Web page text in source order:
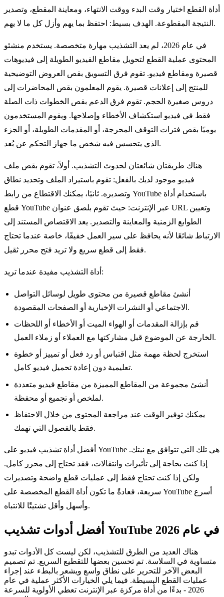
أداة القطع اختيار وقت البدء ووقت الانتهاء، ومعاينة المقطع، وتصدير
النتيجة المقطوعة. الهدف بسيط: احتفظ بما يهم وأزل كل ما لا يهم.
في عام 2026، لم يعد التشذيب مهارة متخصصة. يستخدم منشئو
المحتوى عملية القطع لتحويل مقاطع الفيديو الطويلة إلى فيديوهات
قصيرة ومقاطع فيديو. تقوم فرق التسويق بقص العروض التوضيحية
للمنتج إلى إعلانات قصيرة. يقوم المعلمون بقص المحاضرات إلى
دروس صغيرة الحجم. تقوم فرق الدعم بقص الخطوات ذات الصلة
فقط في فيديو استكشاف الأخطاء وإصلاحها. ويقوم المستخدمون
يوميًا بقص فترات التوقف المحرجة، أو المقدمات الطويلة، أو الجزء
الذي يتحسس فيه شخص ما جهاز التحكم عن بُعد.
هناك طريقتان شائعتان لحدوث التشذيب. أولاً، تقوم بقص ملف
فيديو موجود لديك بالفعل: تقوم باستيراد الملف وتحديد نطاق
وتصديره. ثانيًا، يمكنك الاقتطاع من رابط YouTube باستخدام أداة
قطع YouTube عبر الإنترنت: حيث تقوم بلصق عنوان URL وتعيين
الطوابع الزمنية والمعاينة والتصدير. يعد الاقتصاص المستند إلى
الارتباط شائعًا لأنه يحافظ على سير العمل خفيفًا، خاصة عندما تحتاج
فقط إلى قطع سريع ولا تريد فتح محرر ثقيل.
أداة التشذيب مفيدة عندما تريد:
أنشئ مقاطع قصيرة من محتوى طويل لوسائل التواصل
الاجتماعي أو النشرات الإخبارية أو الصفحات المقصودة.
قم بإزالة المقدمات أو الهواء الميت أو الأخطاء أو اللحظات
الخارجة عن الموضوع قبل مشاركتها مع العملاء أو زملاء العمل.
استخرج لحظة مهمة مثل اقتباس أو رد فعل أو تمييز أو خطوة
تعليمية دون إعادة تحميل فيديو كامل.
أنشئ مجموعة من المقاطع المميزة من مقاطع فيديو متعددة
لملخص أو تجميع أو محفظة.
يمكنك توفير الوقت عند مراجعة المحتوى من خلال الاحتفاظ
فقط بالفصول التي تهمك.
أفضل أداة تشذيب فيديو على YouTube هي تلك التي تتوافق مع نيتك.
إذا كنت بحاجة إلى تأثيرات وانتقالات، فقد تحتاج إلى محرر كامل.
ولكن إذا كنت تحتاج فقط إلى عمليات قطع واضحة وتصديرات
سريعة، فعادةً ما تكون أداة القطع المخصصة على YouTube أسرع
وأسهل وأقل تشتيتًا للانتباه.
أفضل أدوات تشذيب YouTube في عام 2026
هناك العديد من الطرق للتشذيب، لكن ليست كل الأدوات تبدو
متساوية في السلاسة. تم تحسين بعضها للتقطيع السريع. تم تصميم
البعض الآخر للتحرير على نطاق واسع ويشعر بالبطء عند إجراء
عمليات القطع البسيطة. فيما يلي الخيارات الأكثر عملية في عام
2026 - بدءًا من أداة مركزة عبر الإنترنت تعطي الأولوية للسرعة